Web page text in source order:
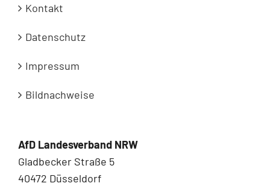
Kontakt
Datenschutz
Impressum
Bildnachweise
AfD Landesverband NRW
Gladbecker Straße 5
40472 Düsseldorf